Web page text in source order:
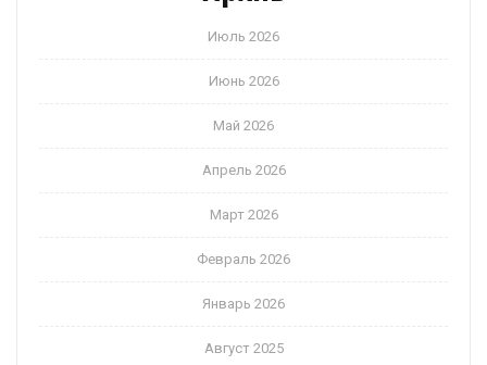
Июль 2026
Июнь 2026
Май 2026
Апрель 2026
Март 2026
Февраль 2026
Январь 2026
Август 2025